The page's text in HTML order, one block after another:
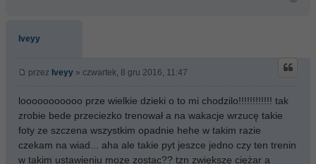
Iveyy
przez Iveyy » czwartek, 8 gru 2016, 11:47
looooooooooo prze wielkie dzieki o to mi chodzilo!!!!!!!!!!!! tak
zrobie bede przeciezko trenował a na wakacje wrzucę takie
foty ze szczena wszystkim opadnie hehe w takim razie
czekam na wiad... aha ale takie pyt jeszce jedno czy ten trenin
w takim ustawieniu moze zostac?? tzn zwiększę ciężar a